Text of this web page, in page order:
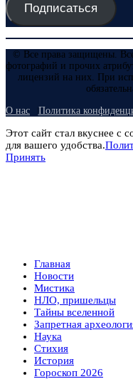
Подписаться
© Все права защищены.
фотографий и прочих
лицензий на них. При
О нас Политика
Этот сайт стал вкуснее
для вашего удобства.
Принять
Главная
Новости
Мистика
НЛО, пришельцы
Тайны вселенной
Запретная
Наука
Стихия
История
Гороскоп 2026